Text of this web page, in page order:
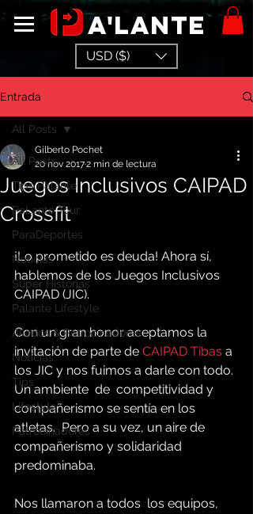
a'lante
USD ($)
Entrada
All Posts
Tips Palante
PaLante Tour
ParaDeportes
Noticias
Super Historias
Palante Lifestyle
Aliados & Patrocinadores
Noticias
Tips
Lifestyle
Patrocinadores
All Posts
Juegos Inclusivos CAIPAD
Crossfit
Gilberto Pochet
20 nov 20172 min de lectura
¡Lo prometido es deuda! Ahora sí,
hablemos de los Juegos Inclusivos
CAIPAD (JIC).
Con un gran honor aceptamos la
invitación de parte de CAIPAD Tibas a
los JIC y nos fuimos a darle con todo.
Un ambiente  de  competitividad y
compañerismo se sentía en los
atletas.  Pero a su vez, un aire de
compañerismo y solidaridad
predominaba.
Nos llamaron a todos  los equipos,